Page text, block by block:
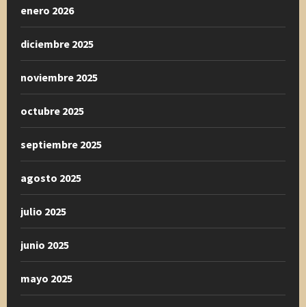
enero 2026
diciembre 2025
noviembre 2025
octubre 2025
septiembre 2025
agosto 2025
julio 2025
junio 2025
mayo 2025